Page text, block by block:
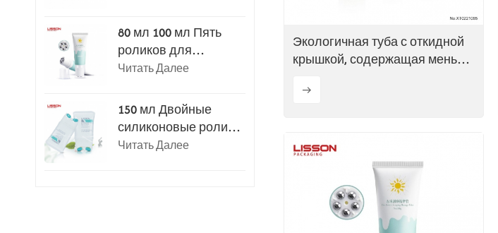
80 мл 100 мл Пять
роликов для
массажа и
тела
Читать Далее
150 мл Двойные
силиконовые ролики
для массажа и
Читать Далее
Экологичная туба с откидной
крышкой, содержащая меньше